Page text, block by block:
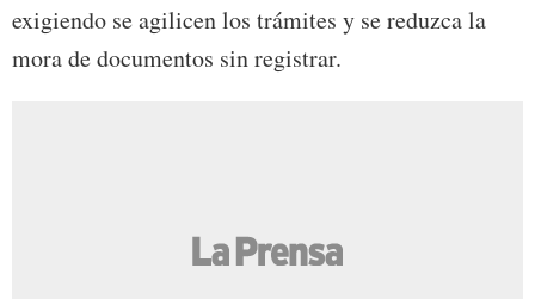
exigiendo se agilicen los trámites y se reduzca la
mora de documentos sin registrar.